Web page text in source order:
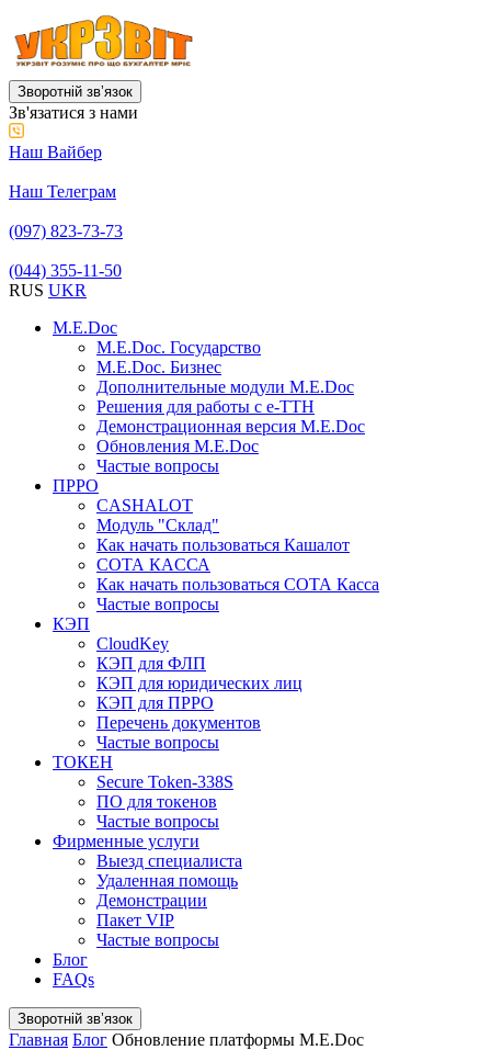
Зворотній звʼязок
Зв'язатися з нами
Наш Вайбер
Наш Телеграм
(097) 823-73-73
(044) 355-11-50
RUS UKR
M.E.Doc
M.E.Doc. Государство
M.E.Doc. Бизнес
Дополнительные модули M.E.Doc
Решения для работы с е-ТТН
Демонстрационная версия M.E.Doc
Обновления M.E.Doc
Частые вопросы
ПРРО
CASHALOT
Модуль "Склад"
Как начать пользоваться Кашалот
СОТА КАCСА
Как начать пользоваться СОТА Касса
Частые вопросы
КЭП
CloudKey
КЭП для ФЛП
КЭП для юридических лиц
КЭП для ПРРО
Перечень документов
Частые вопросы
ТОКЕН
Secure Token-338S
ПО для токенов
Частые вопросы
Фирменные услуги
Выезд специалиста
Удаленная помощь
Демонстрации
Пакет VIP
Частые вопросы
Блог
FAQs
Зворотній звʼязок
Главная Блог Обновление платформы M.E.Doc